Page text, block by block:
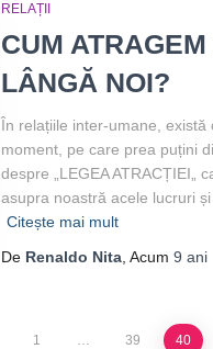
RELAȚII
CUM
LÂNGĂ NOI?
În relațiile inter-umane,
moment, pe care prea puțini
despre „LEGEA ATRACȚIEI„
asupra noastră acele lucruri
Citește mai mult
De Renaldo Nita , Acum 9 ani
1 … 39 40